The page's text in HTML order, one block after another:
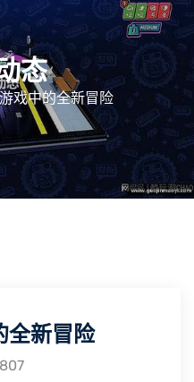
态
戏中的全新冒险
全新冒险
807